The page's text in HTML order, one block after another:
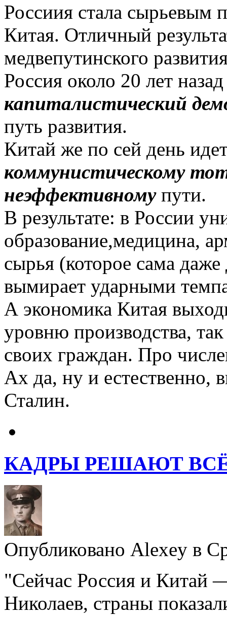
Россиия стала сырьевым
Китая. Отличный
медвепутинского
Россия около 20 лет
капиталистический
путь развития.
Китай же по сей день
коммунистическому
неэффективномупути.
В результате: в России
образование,медицина,
сырья (которое сама
вымирает ударными
А экономика Китая
уровню производства,
своих граждан. Про
Ах да, ну и естественно,
Сталин.
КАДРЫ РЕШАЮТ
Опубликовано Alexey в
"Сейчас Россия и Китай
Николаев, страны